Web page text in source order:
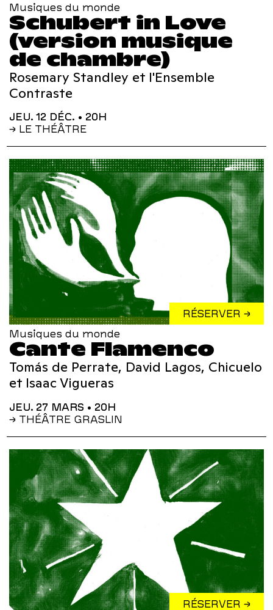
Musiques du monde
Schubert in Love
(version musique
de chambre)
Rosemary Standley et l'Ensemble
Contraste
JEU. 12 DÉC. • 20H
→ LE THÉÂTRE
RÉSERVER →
Musiques du monde
Cante Flamenco
Tomás de Perrate, David Lagos, Chicuelo
et Isaac Vigueras
JEU. 27 MARS • 20H
→ THÉÂTRE GRASLIN
RÉSERVER →